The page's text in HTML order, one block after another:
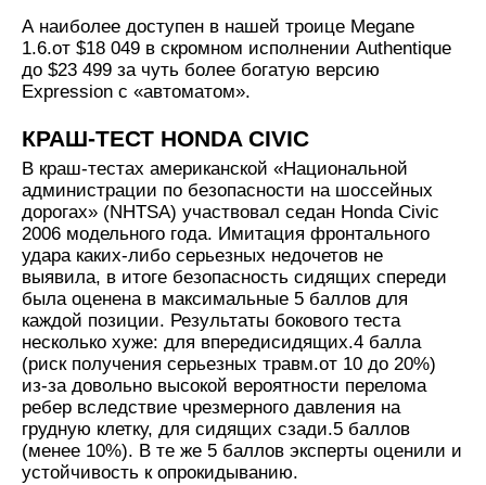
А наиболее доступен в нашей троице Megane
1.6.от $18 049 в скромном исполнении Authentique
до $23 499 за чуть более богатую версию
Expression с «автоматом».
КРАШ-ТЕСТ HONDA CIVIC
В краш-тестах американской «Национальной
администрации по безопасности на шоссейных
дорогах» (NHTSA) участвовал седан Honda Civic
2006 модельного года. Имитация фронтального
удара каких-либо серьезных недочетов не
выявила, в итоге безопасность сидящих спереди
была оценена в максимальные 5 баллов для
каждой позиции. Результаты бокового теста
несколько хуже: для впередисидящих.4 балла
(риск получения серьезных травм.от 10 до 20%)
из-за довольно высокой вероятности перелома
ребер вследствие чрезмерного давления на
грудную клетку, для сидящих сзади.5 баллов
(менее 10%). В те же 5 баллов эксперты оценили и
устойчивость к опрокидыванию.